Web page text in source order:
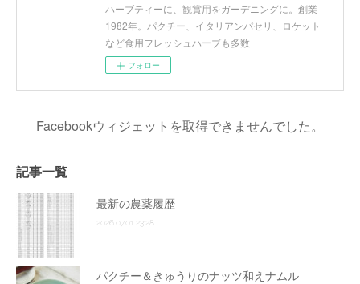
ハーブティーに、観賞用をガーデニングに。創業
1982年。パクチー、イタリアンパセリ、ロケット
など食用フレッシュハーブも多数
フォロー
Facebookウィジェットを取得できませんでした。
記事一覧
最新の農薬履歴
2026.07.01 23:28
パクチー＆きゅうりのナッツ和えナムル